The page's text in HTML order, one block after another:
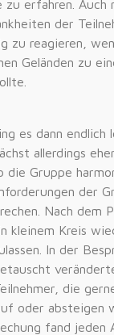
zu erfahren. Auch
der
zu reagieren,
Geländen zu
es dann endlich
allerdings
die Gruppe
der
Nach dem
kleinem Kreis
In der
die
oder absteigen
fand jeden